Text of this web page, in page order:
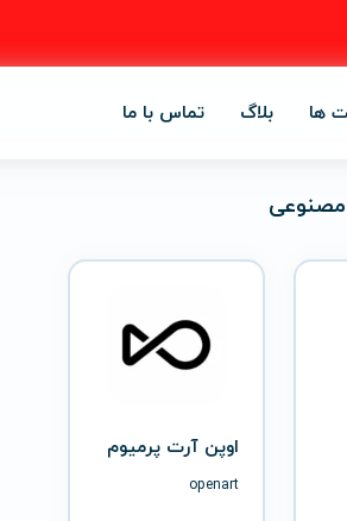
ها بلاگ تماس با ما
اوپن آرت پرمیوم
openart